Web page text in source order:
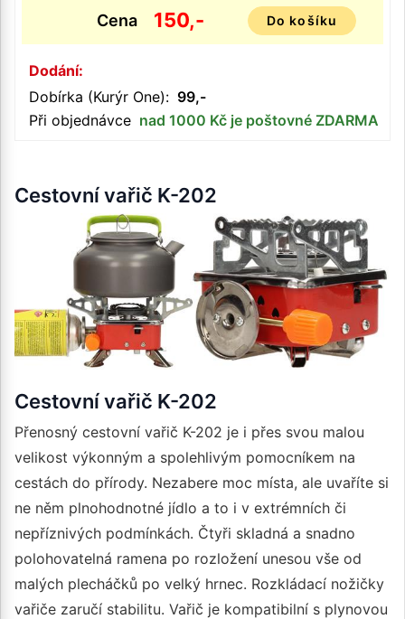
Cena 150,- Do košíku
Dodání:
Dobírka (Kurýr One): 99,-
Při objednávce nad 1000 Kč je poštovné ZDARMA
Cestovní vařič K-202
Cestovní vařič K-202
Přenosný cestovní vařič K-202 je i přes svou malou
velikost výkonným a spolehlivým pomocníkem na
cestách do přírody. Nezabere moc místa, ale uvaříte si
ne něm plnohodnotné jídlo a to i v extrémních či
nepříznivých podmínkách. Čtyři skladná a snadno
polohovatelná ramena po rozložení unesou vše od
malých plecháčků po velký hrnec. Rozkládací nožičky
vařiče zaručí stabilitu. Vařič je kompatibilní s plynovou